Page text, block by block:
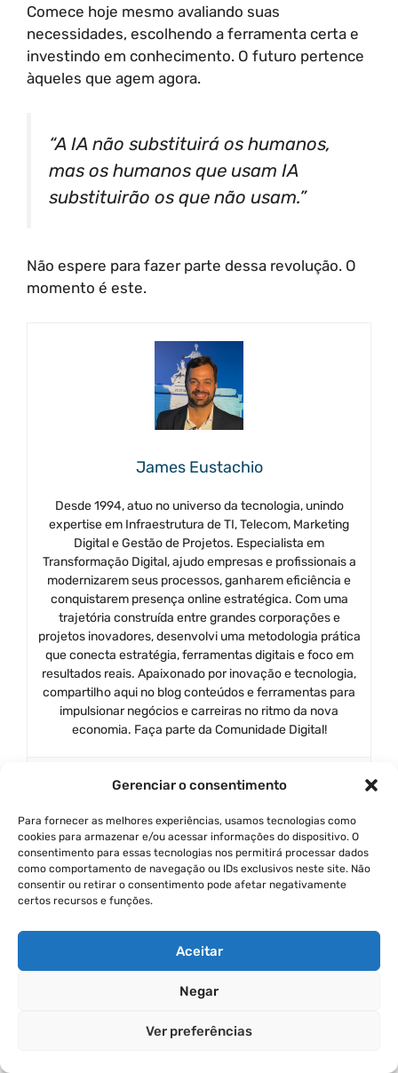
Gerenciar o consentimento
Para fornecer as melhores experiências, usamos tecnologias como
cookies para armazenar e/ou acessar informações do dispositivo. O
consentimento para essas tecnologias nos permitirá processar dados
como comportamento de navegação ou IDs exclusivos neste site. Não
consentir ou retirar o consentimento pode afetar negativamente
certos recursos e funções.
Aceitar
Negar
Ver preferências
Comece hoje mesmo avaliando suas
necessidades, escolhendo a ferramenta certa e
investindo em conhecimento. O futuro pertence
àqueles que agem agora.
“A IA não substituirá os humanos,
mas os humanos que usam IA
substituirão os que não usam.”
Não espere para fazer parte dessa revolução. O
momento é este.
James Eustachio
Desde 1994, atuo no universo da tecnologia, unindo
expertise em Infraestrutura de TI, Telecom, Marketing
Digital e Gestão de Projetos. Especialista em
Transformação Digital, ajudo empresas e profissionais a
modernizarem seus processos, ganharem eficiência e
conquistarem presença online estratégica. Com uma
trajetória construída entre grandes corporações e
projetos inovadores, desenvolvi uma metodologia prática
que conecta estratégia, ferramentas digitais e foco em
resultados reais. Apaixonado por inovação e tecnologia,
compartilho aqui no blog conteúdos e ferramentas para
impulsionar negócios e carreiras no ritmo da nova
economia. Faça parte da Comunidade Digital!
Categorias
Inteligência Artificial
Tags
ferramentas de IA,inteligência artificial,
negócios,produtividade
Inteligência Artificial para Pequenas
Empresas: Aplicações Reais e Possíveis